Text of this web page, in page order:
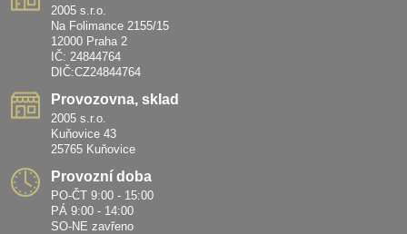
2005 s.r.o.
Na Folimance 2155/15
12000 Praha 2
IČ: 24844764
DIČ:CZ24844764
Provozovna, sklad
2005 s.r.o.
Kuňovice 43
25765 Kuňovice
Provozní doba
PO-ČT 9:00 - 15:00
PÁ 9:00 - 14:00
SO-NE zavřeno